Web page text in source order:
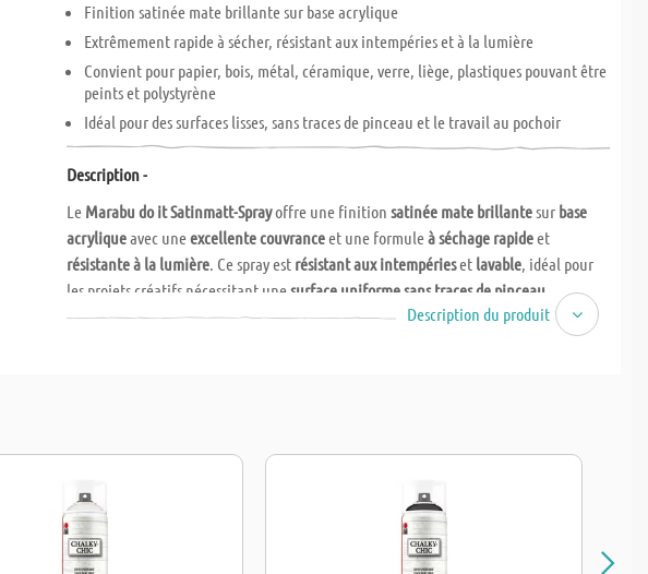
Finition satinée mate brillante sur base acrylique
Extrêmement rapide à sécher, résistant aux intempéries et à la lumière
Convient pour papier, bois, métal, céramique, verre, liège, plastiques pouvant être
peints et polystyrène
Idéal pour des surfaces lisses, sans traces de pinceau et le travail au pochoir
Description -
Le Marabu do it Satinmatt-Sprayoffre une finitionsatinée mate brillantesur base
acryliqueavec uneexcellente couvranceet une formuleà séchage rapideet
résistante à la lumière. Ce spray est résistant aux intempérieset lavable, idéal pour
les projets créatifs nécessitant unesurface uniforme sans traces de pinceau
Grâce à sa polyvalence, le Satinmatt-Spray adhère à de nombreux matériaux tels que
Parfait pour les projets créatifs nécessitant une finition de haute qualité, uniforme
et durable.
Description du produit